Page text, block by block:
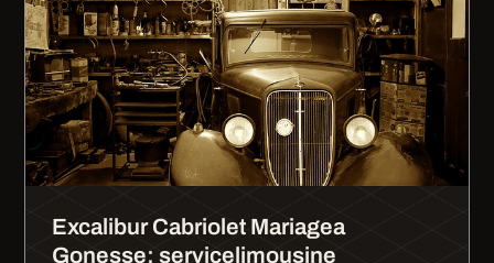
Excalibur Cabriolet Mariagea
Gonesse: servicelimousine